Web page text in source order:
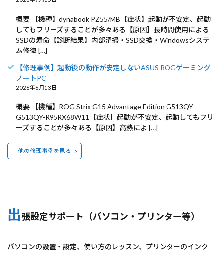
概要 【機種】dynabook PZ55/MB【症状】起動が不安定、起動
してもフリーズすることが多々ある【原因】長時間使用による
SSDの寿命【診断結果】内部清掃・SSD交換・Windowsシステ
ム修復 […]
【修理事例】起動後の動作が安定しないASUS ROGゲーミング
ノートPC
2026年6月13日
概要 【機種】ROG Strix G15 Advantage Edition G513QY
G513QY-R95RX68W11【症状】起動が不安定、起動してもフリ
ーズすることが多々ある【原因】高熱によ […]
他の修理事例を見る
出張設定サポート（パソコン・プリンター等）
パソコンの設置 ・ 設定、使い方のレッスン、プリンターのインク